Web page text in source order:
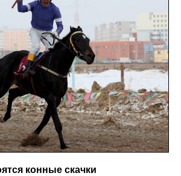
конные скачки